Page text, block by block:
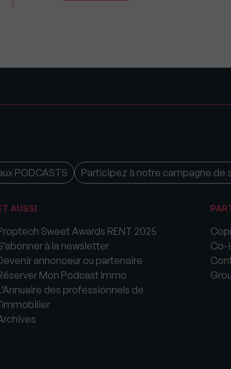
PODCASTS Participez à notre campagne de
AUSSI
Sweet Awards RENT 2025
à la newsletter
annonceur ou partenaire
Mon Podcast Immo
des professionnels de
Co-